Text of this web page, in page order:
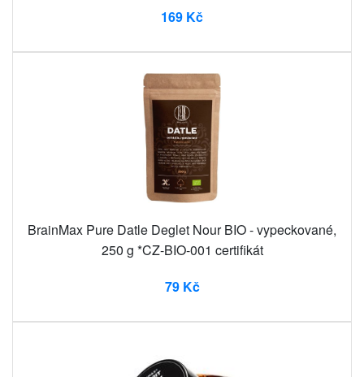
169 Kč
BrainMax Pure Datle Deglet Nour BIO - vypeckované,
250 g *CZ-BIO-001 certifikát
79 Kč